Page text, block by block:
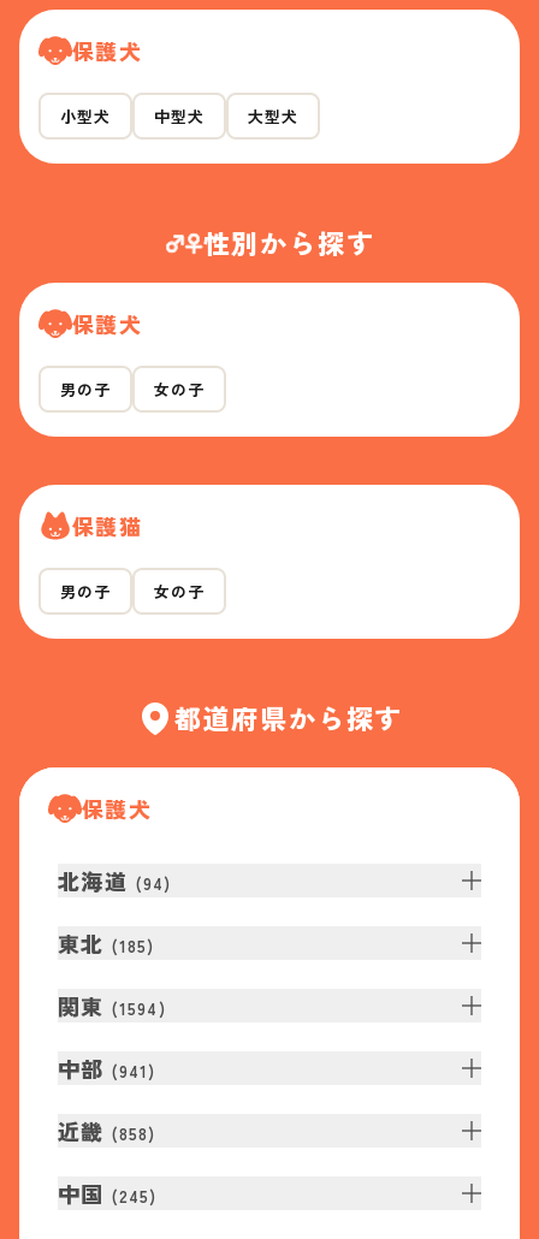
保護犬
小型犬 中型犬 大型犬
性別から探す
保護犬
男の子 女の子
保護猫
男の子 女の子
都道府県から探す
保護犬
北海道 (94)
東北 (185)
関東 (1594 )
中部 (941 )
近畿 (858)
中国 (245)